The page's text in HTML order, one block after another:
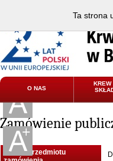
O NAS
KREW
Zamówienie
Nazwa przedmiotu
Ta strona